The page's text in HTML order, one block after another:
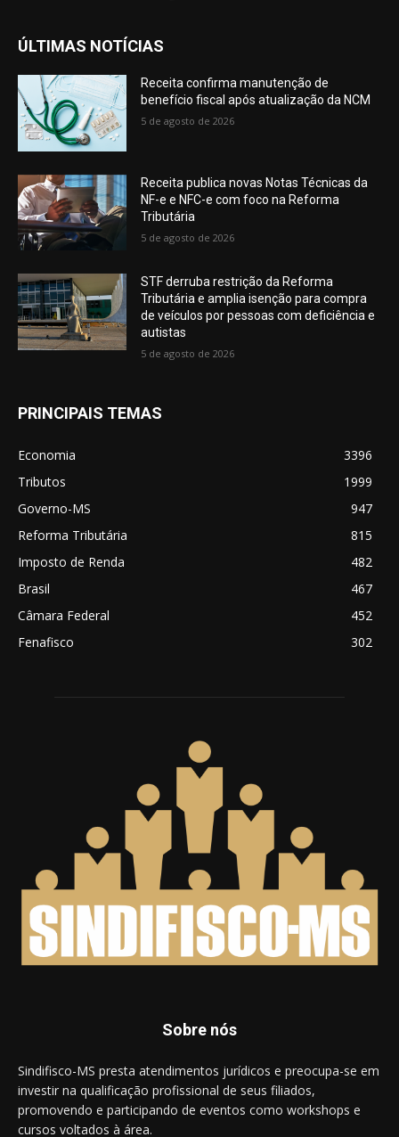
ÚLTIMAS NOTÍCIAS
Receita confirma manutenção de
benefício fiscal após atualização da NCM
5 de agosto de 2026
Receita publica novas Notas Técnicas da
NF-e e NFC-e com foco na Reforma
Tributária
5 de agosto de 2026
STF derruba restrição da Reforma
Tributária e amplia isenção para compra
de veículos por pessoas com deficiência e
autistas
5 de agosto de 2026
PRINCIPAIS TEMAS
Economia
3396
Tributos
1999
Governo-MS
947
Reforma Tributária
815
Imposto de Renda
482
Brasil
467
Câmara Federal
452
Fenafisco
302
Sobre nós
Sindifisco-MS presta atendimentos jurídicos e preocupa-se em
investir na qualificação profissional de seus filiados,
promovendo e participando de eventos como workshops e
cursos voltados à área.